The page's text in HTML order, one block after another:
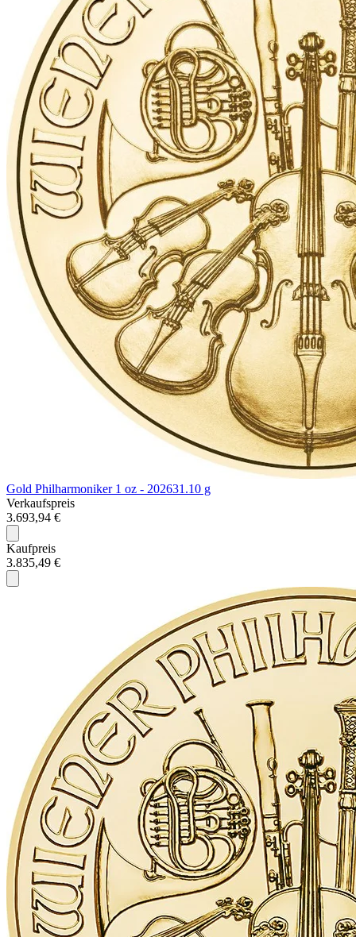
Gold Philharmoniker 1 oz - 202631.10 g
Verkaufspreis
3.693,94 €
Kaufpreis
3.835,49 €